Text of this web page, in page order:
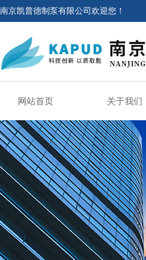
南京凯普德制泵有限公司欢迎您！
网站首页 关于我们